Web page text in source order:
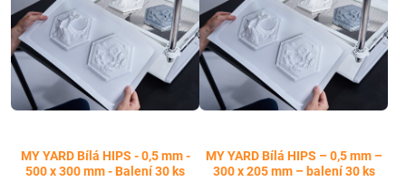
MY YARD Bílá HIPS - 0,5 mm -
500 x 300 mm - Balení 30 ks
MY YARD Bílá HIPS – 0,5 mm –
300 x 205 mm – balení 30 ks